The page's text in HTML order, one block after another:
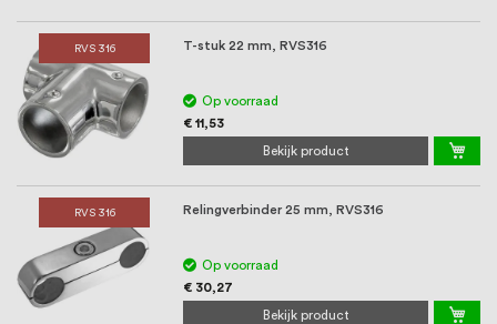
RVS 316 T-stuk 22 mm, RVS316
Op voorraad
€ 11,53
Bekijk product
RVS 316 Relingverbinder 25 mm, RVS316
Op voorraad
€ 30,27
Bekijk product